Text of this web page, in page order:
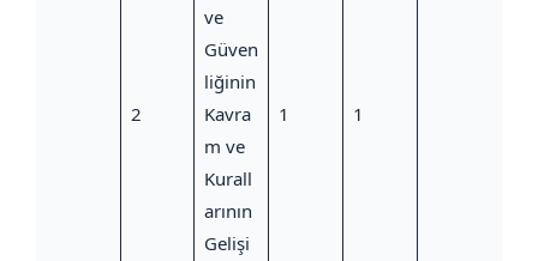
2
ve
Güven
liğinin
Kavra
m ve
Kurall
arının
Gelişi
1 1